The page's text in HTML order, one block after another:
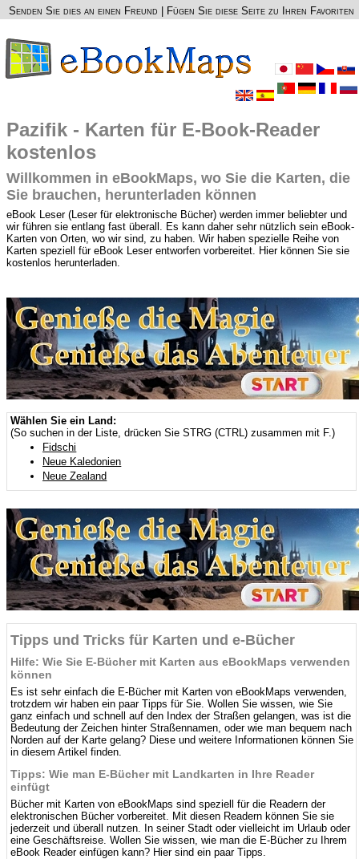
Senden Sie dies an einen Freund Fügen Sie diese Seite zu Ihren Favoriten
Pazifik - Karten für E-Book-Reader
kostenlos
Willkommen in eBookMaps, wo Sie die Karten, die
Sie brauchen, herunterladen können
eBook Leser (Leser für elektronische Bücher) werden immer beliebter und
wir führen sie entlang fast überall. Es kann daher sehr nützlich sein eBook-
Karten von Orten, wo wir sind, zu haben. Wir haben spezielle Reihe von
Karten speziell für eBook Leser entworfen vorbereitet. Hier können Sie sie
kostenlos herunterladen.
Wählen Sie ein Land:
(So suchen in der Liste, drücken Sie STRG (CTRL) zusammen mit F.)
Fidschi
Neue Kaledonien
Neue Zealand
Tipps und Tricks für Karten und e-Bücher
Hilfe: Wie Sie E-Bücher mit Karten aus eBookMaps verwenden
können
Es ist sehr einfach die E-Bücher mit Karten von eBookMaps verwenden,
trotzdem wir haben ein paar Tipps für Sie. Wollen Sie wissen, wie Sie
ganz einfach und schnell auf den Index der Straßen gelangen, was ist die
Bedeutung der Zeichen hinter Straßennamen, oder wie man bequem nach
Norden auf der Karte gelang? Diese und weitere Informationen können Sie
in diesem Artikel finden.
Tipps: Wie man E-Bücher mit Landkarten in Ihre Reader
einfügt
Bücher mit Karten von eBookMaps sind speziell für die Readern der
elektronischen Bücher vorbereitet. Mit diesen Readern können Sie sie
jederzeit und überall nutzen. In seiner Stadt oder vielleicht im Urlaub oder
eine Geschäftsreise. Wollen Sie wissen, wie man die E-Bücher zu Ihrem
eBook Reader einfügen kann? Hier sind ein paar Tipps.